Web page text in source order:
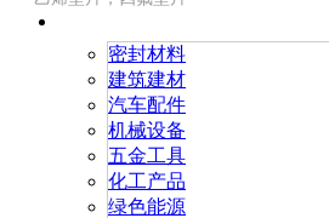
密封材料
建筑建材
汽车配件
机械设备
五金工具
化工产品
绿色能源